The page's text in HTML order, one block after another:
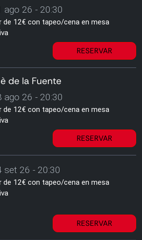
ago 26 - 20:30
de 12€ con tapeo/cena en mesa
RESERVAR
de la Fuente
ago 26 - 20:30
de 12€ con tapeo/cena en mesa
RESERVAR
set 26 - 20:30
de 12€ con tapeo/cena en mesa
RESERVAR